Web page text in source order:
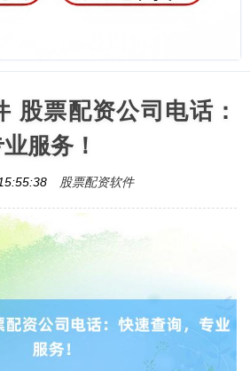
股票配资公司电话：
服务！
股票配资软件